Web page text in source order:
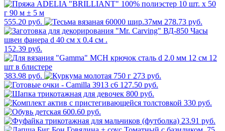
555.20 руб. 278.73 руб.
152.39 руб.
383.98 руб.
273 руб.
127.50 руб.
800 руб.
330 руб.
600.60 руб.
23.91 руб.